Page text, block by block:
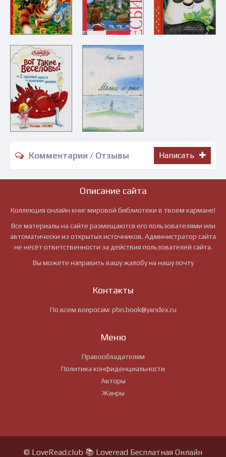
Комментарии / Отзывы Написать
Описание сайта
Коллекция онлайн книг мировой библиотеки в твоем кармане!
Все материалы на сайте размещаются его пользователями или
автоматически из открытых источников. Администратор сайта
не несёт ответственности за действия пользователей сайта.
Вы можете направить вашу жалобу на нашу почту
Контакты
По всем вопросам: pbn.book@yandex.ru
Меню
Правообладателям
Политика конфиденциальности
Авторы
Жанры
© LoveRead.club 📚 Loveread Бесплатная Онлайн